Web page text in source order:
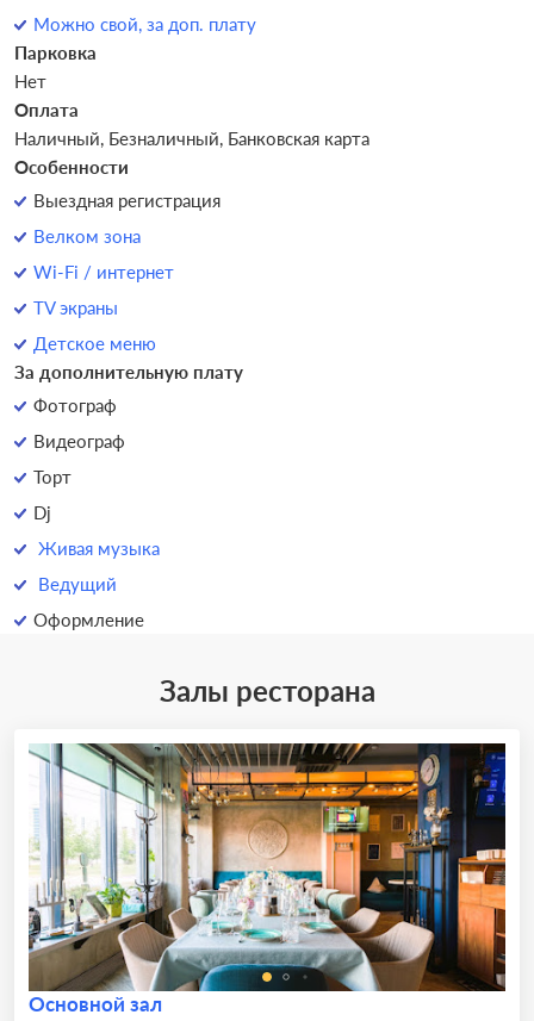
Можно свой, за доп. плату
Парковка
Нет
Оплата
Наличный, Безналичный, Банковская карта
Особенности
Выездная регистрация
Велком зона
Wi-Fi / интернет
TV экраны
Детское меню
За дополнительную плату
Фотограф
Видеограф
Торт
Dj
Живая музыка
Ведущий
Оформление
Залы ресторана
Основной зал